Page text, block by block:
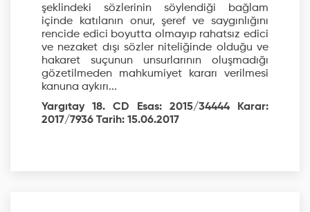
şeklindeki sözlerinin söylendiği bağlam
içinde katılanın onur, şeref ve saygınlığını
rencide edici boyutta olmayıp rahatsız edici
ve nezaket dışı sözler niteliğinde olduğu ve
hakaret suçunun unsurlarının oluşmadığı
gözetilmeden mahkumiyet kararı verilmesi
kanuna aykırı...
Yargıtay 18. CD Esas: 2015/34444 Karar:
2017/7936 Tarih: 15.06.2017